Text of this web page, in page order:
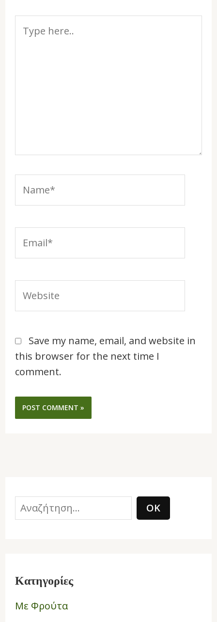
here..
Save my name, email, and website in
this browser for the next time I
comment.
ΟΚ
Κατηγορίες
Με Φρούτα